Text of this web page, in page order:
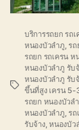
Tags
บริการรถยก รถ
หนองบัวลำภู, รถ
รถยก รถเครน ห
หนองบัวลำภู รับ
หนองบัวลำภู รับ
ขึ้นที่สูง เครน 5-
รถยก หนองบัวล
หนองบัวลำภู, รถ
รับจ้าง,หนองบัว